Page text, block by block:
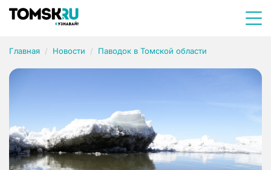
Главная Новости Паводок в Томской области